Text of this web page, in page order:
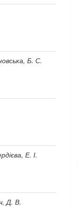
Б. С.
Е. І.
Д. В.